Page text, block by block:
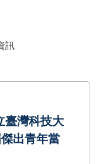
訊
臺灣科技大
出青年當